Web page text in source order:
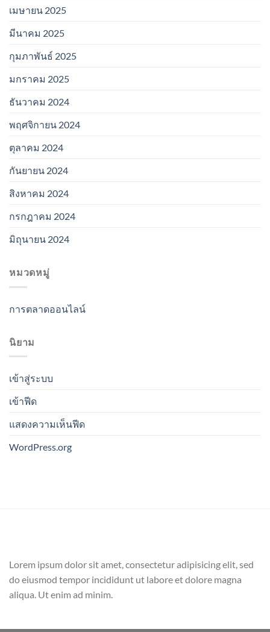
เมษายน 2025
มีนาคม 2025
กุมภาพันธ์ 2025
มกราคม 2025
ธันวาคม 2024
พฤศจิกายน 2024
ตุลาคม 2024
กันยายน 2024
สิงหาคม 2024
กรกฎาคม 2024
มิถุนายน 2024
หมวดหมู่
การตลาดออนไลน์
นิยาม
เข้าสู่ระบบ
เข้าฟีด
แสดงความเห็นฟีด
WordPress.org
Lorem ipsum dolor sit amet, consectetur adipisicing elit, sed
do eiusmod tempor incididunt ut labore et dolore magna
aliqua. Ut enim ad minim.